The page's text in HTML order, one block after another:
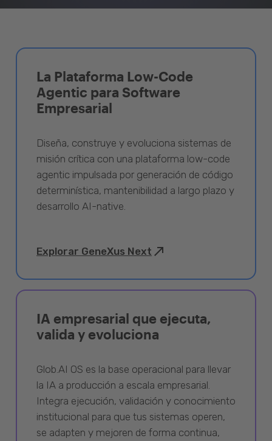
La Plataforma Low-Code
Agentic para Software
Empresarial
Diseña, construye y evoluciona sistemas de
misión crítica con una plataforma low-code
agentic impulsada por generación de código
determinística, mantenibilidad a largo plazo y
desarrollo AI-native.
Explorar GeneXus Next
IA empresarial que ejecuta,
valida y evoluciona
Glob.AI OS es la base operacional para llevar
la IA a producción a escala empresarial.
Integra ejecución, validación y conocimiento
institucional para que tus sistemas operen,
se adapten y mejoren de forma continua,